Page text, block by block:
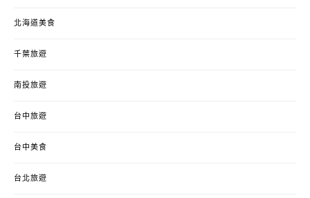
北海道美食
千葉旅遊
南投旅遊
台中旅遊
台中美食
台北旅遊